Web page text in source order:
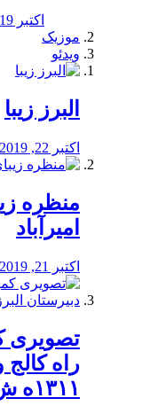
اکتبر 19, 2019
موزیک
ویدئو
البرز زیبا
اکتبر 22, 2019
منظره‌‌
امیرآباد
اکتبر 21, 2019
️تصویری
راه كالج
۱۳۱۱ه ش